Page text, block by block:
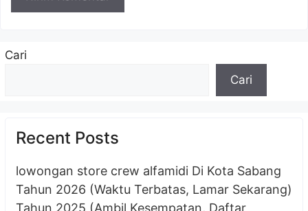
Cari
Cari
Recent Posts
lowongan store crew alfamidi Di Kota Sabang
Tahun 2026 (Waktu Terbatas, Lamar Sekarang)
Tahun 2025 (Ambil Kesempatan, Daftar